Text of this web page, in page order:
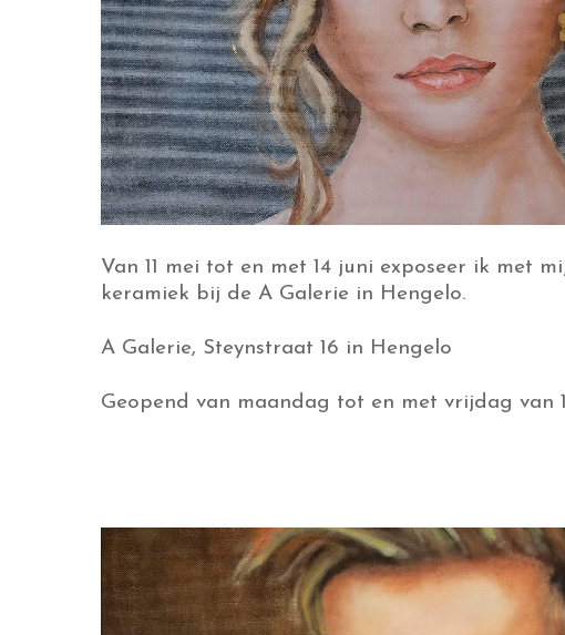
Van 11 mei tot en met 14 juni exposeer ik met
keramiek bij de A Galerie in Hengelo.
A Galerie, Steynstraat 16 in Hengelo
Geopend van maandag tot en met vrijdag van